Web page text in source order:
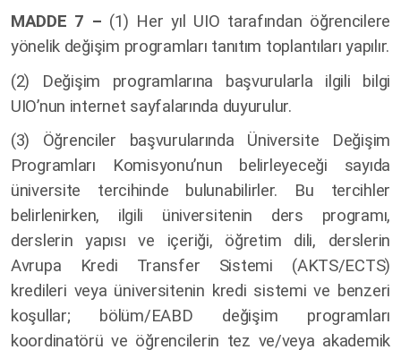
MADDE 7 – (1) Her yıl UIO tarafından öğrencilere
yönelik değişim programları tanıtım toplantıları yapılır.
(2) Değişim programlarına başvurularla ilgili bilgi
UIO’nun internet sayfalarında duyurulur.
(3) Öğrenciler başvurularında Üniversite Değişim
Programları Komisyonu’nun belirleyeceği sayıda
üniversite tercihinde bulunabilirler. Bu tercihler
belirlenirken, ilgili üniversitenin ders programı,
derslerin yapısı ve içeriği, öğretim dili, derslerin
Avrupa Kredi Transfer Sistemi (AKTS/ECTS)
kredileri veya üniversitenin kredi sistemi ve benzeri
koşullar; bölüm/EABD değişim programları
koordinatörü ve öğrencilerin tez ve/veya akademik